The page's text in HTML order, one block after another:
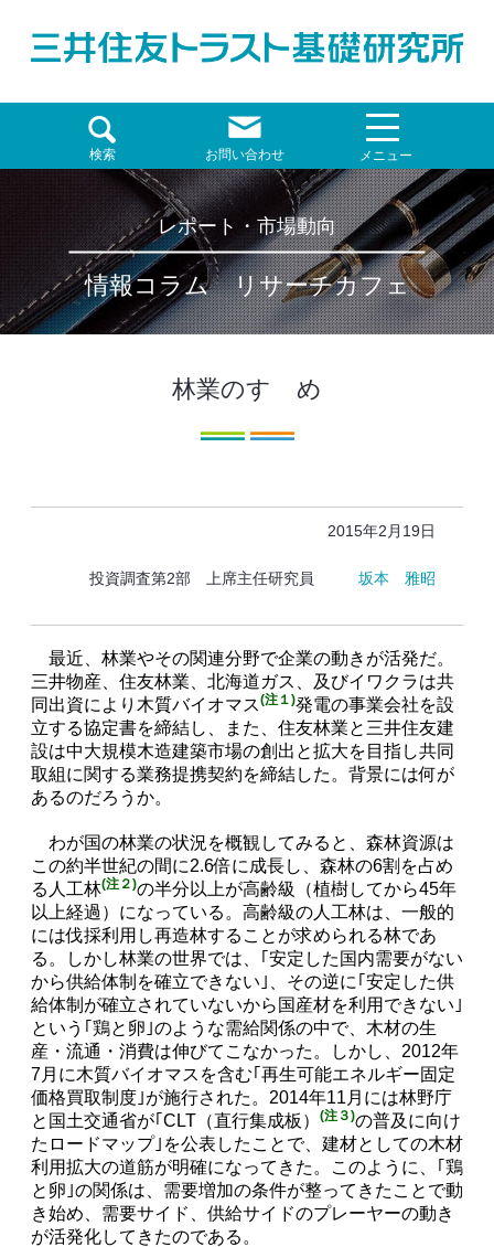
検索 お問い合わせ メニュー
レポート・市場動向
情報コラム リサーチカフェ
林業のすゝめ
2015年2月19日
投資調査第2部 上席主任研究員坂本 雅昭
最近、林業やその関連分野で企業の動きが活発だ。
三井物産、住友林業、北海道ガス、及びイワクラは共
同出資により木質バイオマス(注１)発電の事業会社を設
立する協定書を締結し、また、住友林業と三井住友建
設は中大規模木造建築市場の創出と拡大を目指し共同
取組に関する業務提携契約を締結した。背景には何が
あるのだろうか。
わが国の林業の状況を概観してみると、森林資源は
この約半世紀の間に2.6倍に成長し、森林の6割を占め
る人工林(注２)の半分以上が高齢級（植樹してから45年
以上経過）になっている。高齢級の人工林は、一般的
には伐採利用し再造林することが求められる林であ
る。しかし林業の世界では、｢安定した国内需要がない
から供給体制を確立できない｣、その逆に｢安定した供
給体制が確立されていないから国産材を利用できない｣
という｢鶏と卵｣のような需給関係の中で、木材の生
産・流通・消費は伸びてこなかった。しかし、2012年
7月に木質バイオマスを含む｢再生可能エネルギー固定
価格買取制度｣が施行された。2014年11月には林野庁
と国土交通省が｢CLT（直行集成板）
(注３)の普及に向け
たロードマップ｣を公表したことで、建材としての木材
利用拡大の道筋が明確になってきた。このように、｢鶏
と卵｣の関係は、需要増加の条件が整ってきたことで動
き始め、需要サイド、供給サイドのプレーヤーの動き
が活発化してきたのである。